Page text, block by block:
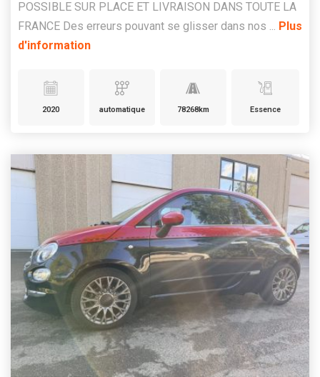
POSSIBLE SUR PLACE ET LIVRAISON DANS TOUTE LA
FRANCE Des erreurs pouvant se glisser dans nos ... Plus
d'information
2020 automatique 78268km Essence